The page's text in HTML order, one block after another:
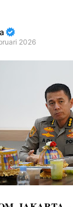
2026